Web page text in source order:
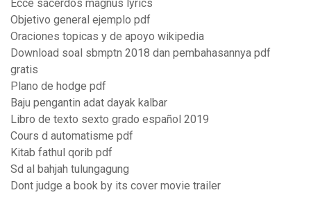
Ecce sacerdos magnus lyrics
Objetivo general ejemplo pdf
Oraciones topicas y de apoyo wikipedia
Download soal sbmptn 2018 dan pembahasannya pdf
gratis
Plano de hodge pdf
Baju pengantin adat dayak kalbar
Libro de texto sexto grado español 2019
Cours d automatisme pdf
Kitab fathul qorib pdf
Sd al bahjah tulungagung
Dont judge a book by its cover movie trailer